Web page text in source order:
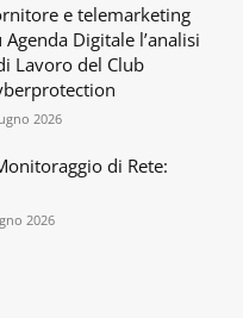
e telemarketing
Digitale l’analisi
Lavoro del Club
2026
di Rete:
2026